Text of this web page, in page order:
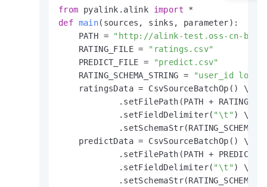
from pyalink.alink import
def main( sources, sinks, parameter):
    PATH =
"http://alink-test.oss-cn-
    RATING_FILE =
"ratings.csv"
    PREDICT_FILE =
"predict.csv"
    RATING_SCHEMA_STRING =
"user_id
    ratingsData = CsvSourceBatchOp() \
.setFilePath(PATH +
            .setFieldDelimiter(
"\t" ) \
    predictData = CsvSourceBatchOp() \
.setFilePath(PATH +
            .setFieldDelimiter(
"\t" ) \